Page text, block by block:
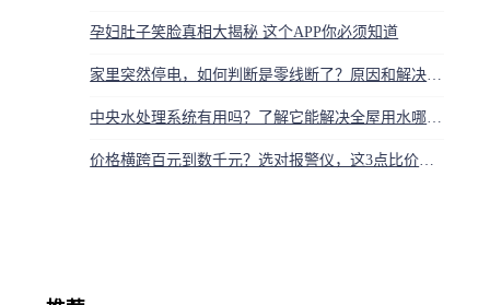
孕妇肚子笑脸真相大揭秘 这个APP你必须知道
家里突然停电，如何判断是零线断了？原因和解决办法
中央水处理系统有用吗？了解它能解决全屋用水哪些问题
价格横跨百元到数千元？选对报警仪，这3点比价钱更重要